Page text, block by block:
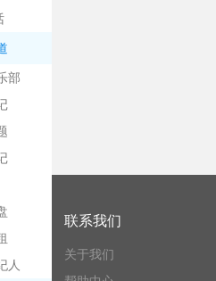
部
人
联系我们
关于我们